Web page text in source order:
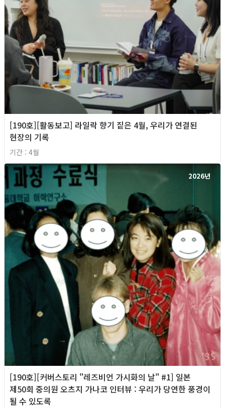
[190호][활동보고] 라일락 향기 짙은 4월, 우리가 연결된
현장의 기록
기간 : 4월
2026년
[190호][커버스토리 "레즈비언 가시화의 날" #1] 일본
제50회 중의원 오츠지 가나코 인터뷰 : 우리가 당연한 풍경이
될 수 있도록